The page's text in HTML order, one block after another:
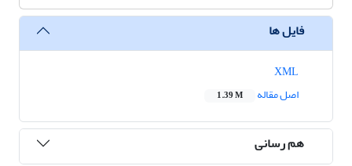
فایل ها
اصل مقاله
1.39 M
هم رسانی